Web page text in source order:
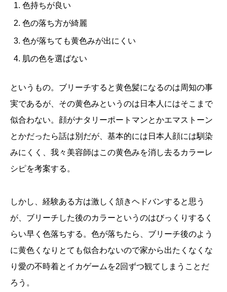
色持ちが良い
色の落ち方が綺麗
色が落ちても黄色みが出にくい
肌の色を選ばない
というもの。ブリーチすると黄色髪になるのは周知の事
実であるが、その黄色みというのは日本人にはそこまで
似合わない。顔がナタリーポートマンとかエマストーン
とかだったら話は別だが、基本的には日本人顔には馴染
みにくく、我々美容師はこの黄色みを消し去るカラーレ
シピを考案する。
しかし、経験ある方は激しく頷きヘドバンすると思う
が、ブリーチした後のカラーというのはびっくりするく
らい早く色落ちする。色が落ちたら、ブリーチ後のよう
に黄色くなりとても似合わないので家から出たくなくな
り愛の不時着とイカゲームを2回ずつ観てしまうことだ
ろう。